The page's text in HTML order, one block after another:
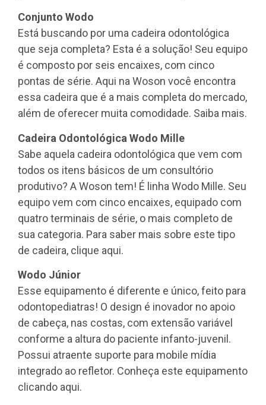
Conjunto Wodo
Está buscando por uma cadeira odontológica
que seja completa? Esta é a solução! Seu equipo
é composto por seis encaixes, com cinco
pontas de série. Aqui na Woson você encontra
essa cadeira que é a mais completa do mercado,
além de oferecer muita comodidade. Saiba mais.
Cadeira Odontológica Wodo Mille
Sabe aquela cadeira odontológica que vem com
todos os itens básicos de um consultório
produtivo? A Woson tem! É linha Wodo Mille. Seu
equipo vem com cinco encaixes, equipado com
quatro terminais de série, o mais completo de
sua categoria. Para saber mais sobre este tipo
de cadeira, clique aqui.
Wodo Júnior
Esse equipamento é diferente e único, feito para
odontopediatras! O design é inovador no apoio
de cabeça, nas costas, com extensão variável
conforme a altura do paciente infanto-juvenil.
Possui atraente suporte para mobile mídia
integrado ao refletor. Conheça este equipamento
clicando aqui.